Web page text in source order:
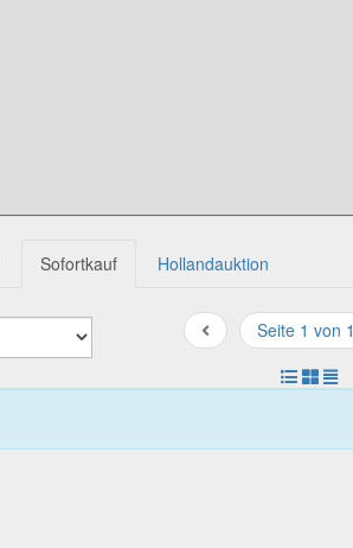
Sofortkauf
Hollandauktion
Seite 1 von 1